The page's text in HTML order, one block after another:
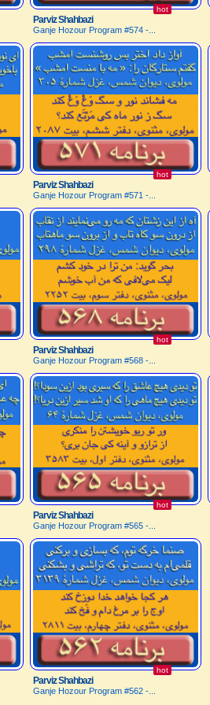
hot
Parviz Shahbazi
Ganje Hozour Program #574 -...
hot
Parviz Shahbazi
Ganje Hozour Program #571 -...
hot
Parviz Shahbazi
Ganje Hozour Program #568 -...
hot
Parviz Shahbazi
Ganje Hozour Program #565 -...
hot
Parviz Shahbazi
Ganje Hozour Program #562 -...